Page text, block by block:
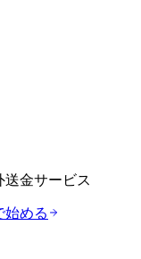
送金サービス
始める